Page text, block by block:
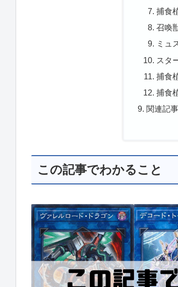
捕食
召喚
ミュ
スタ
捕食
捕食
関連記
この記事でわかること